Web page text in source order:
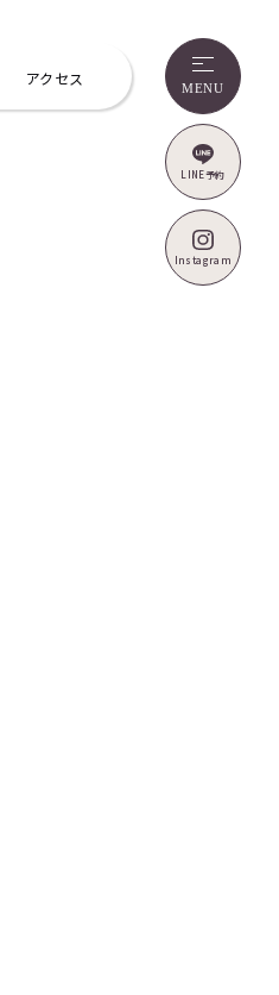
アクセス MENU
LINE予約
Instagram